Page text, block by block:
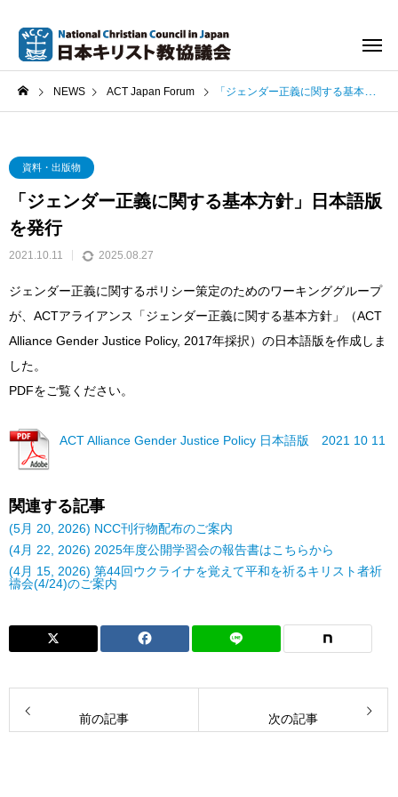
NEWS ACT Japan Forum 「ジェンダー正義に関する基本方針」日本語版を発行
資料・出版物
「ジェンダー正義に関する基本方針」日本語版
を発行
2021.10.11 2025.08.27
ジェンダー正義に関するポリシー策定のためのワーキンググループ
が、ACTアライアンス「ジェンダー正義に関する基本方針」（ACT
Alliance Gender Justice Policy, 2017年採択）の日本語版を作成しま
した。
PDFをご覧ください。
ACT Alliance Gender Justice Policy 日本語版 2021 10 11
関連する記事
(5月 20, 2026) NCC刊行物配布のご案内
(4月 22, 2026) 2025年度公開学習会の報告書はこちらから
(4月 15, 2026) 第44回ウクライナを覚えて平和を祈るキリスト者祈
禱会(4/24)のご案内
前の記事 次の記事